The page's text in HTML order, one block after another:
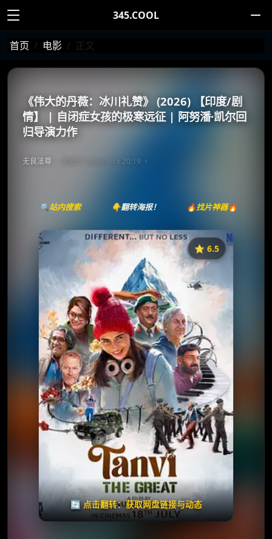
345.COOL
首页 电影 正文
《伟大的丹薇：冰川礼赞》 (2026) 【印度/剧
情】 | 自闭症女孩的极寒远征 | 阿努潘·凯尔回
归导演力作
无良法尊 发表于 2026/5/15 20:19
🔍站内搜索 👇翻转海报！ 🔥找片神器🔥
⭐️ 6.5
🔄 点击翻转：获取网盘链接与动态
《तन्वी द ग्रेट》
⭐
收藏
⭐️ 评分：6.5 | 🎬 2025年
夸克网盘
百度网盘
失效请反馈
🧧️
天天领红包